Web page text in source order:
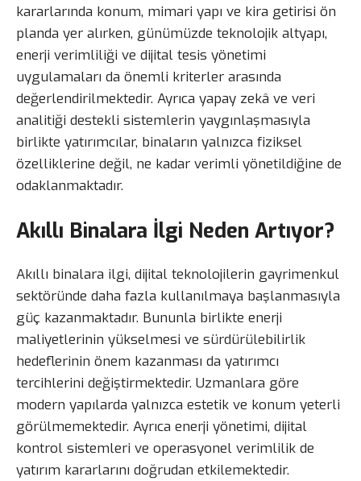
kararlarında konum, mimari yapı ve kira getirisi ön
planda yer alırken, günümüzde teknolojik altyapı,
enerji verimliliği ve dijital tesis yönetimi
uygulamaları da önemli kriterler arasında
değerlendirilmektedir. Ayrıca yapay zekâ ve veri
analitiği destekli sistemlerin yaygınlaşmasıyla
birlikte yatırımcılar, binaların yalnızca fiziksel
özelliklerine değil, ne kadar verimli yönetildiğine de
odaklanmaktadır.
Akıllı Binalara İlgi Neden Artıyor?
Akıllı binalara ilgi, dijital teknolojilerin gayrimenkul
sektöründe daha fazla kullanılmaya başlanmasıyla
güç kazanmaktadır. Bununla birlikte enerji
maliyetlerinin yükselmesi ve sürdürülebilirlik
hedeflerinin önem kazanması da yatırımcı
tercihlerini değiştirmektedir. Uzmanlara göre
modern yapılarda yalnızca estetik ve konum yeterli
görülmemektedir. Ayrıca enerji yönetimi, dijital
kontrol sistemleri ve operasyonel verimlilik de
yatırım kararlarını doğrudan etkilemektedir.